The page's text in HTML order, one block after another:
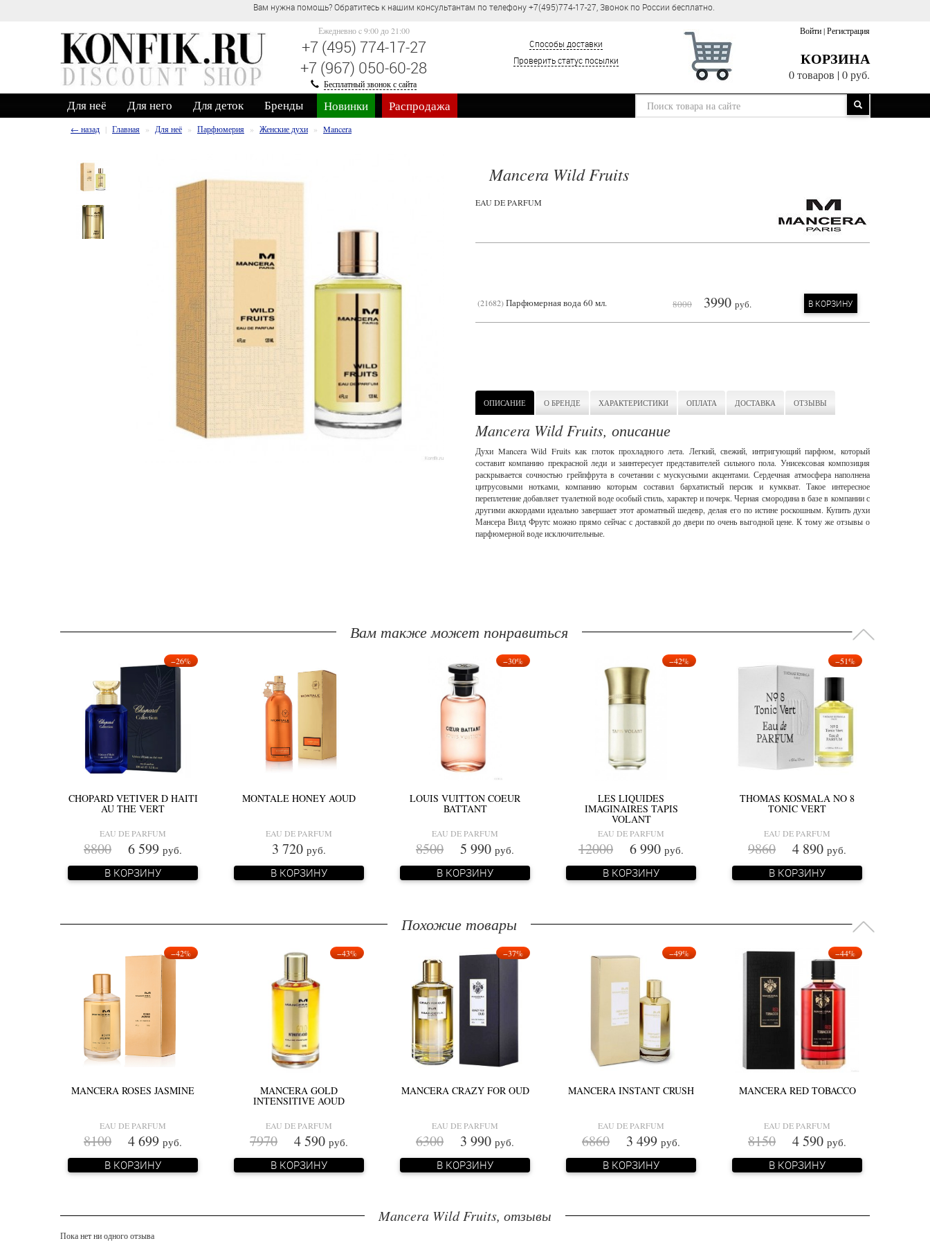
Вам нужна помощь? Обратитесь к нашим консультантам по телефону +7(495)774-17-27, Звонок по России бесплатно.
Ежедневно c 9:00 до 21:00
+7 (495) 774-17-27
+7 (967) 050-60-28
Бесплатный звонок с сайта
Способы доставки
Проверить статус посылки
Войти|Регистрация
КОРЗИНА
0 товаров |0 руб.
Для неё Для него Для деток Бренды Новинки Распродажа
← назад Главная Для неё Парфюмерия Женские духи Mancera
Mancera Wild Fruits
EAU DE PARFUM
21682 Парфюмерная вода 60 мл. 8000 3990 руб. В КОРЗИНУ
ОПИСАНИЕ О БРЕНДЕ ХАРАКТЕРИСТИКИ ОПЛАТА ДОСТАВКА ОТЗЫВЫ
Mancera Wild Fruits, описание
Духи Mancera Wild Fruits как глоток прохладного лета. Легкий, свежий, интригующий парфюм, который
составит компанию прекрасной леди и заинтересует представителей сильного пола. Унисексовая композиция
раскрывается сочностью грейпфрута в сочетании с мускусными акцентами. Сердечная атмосфера наполнена
цитрусовыми нотками, компанию которым составил бархатистый персик и кумкват. Такое интересное
переплетение добавляет туалетной воде особый стиль, характер и почерк. Черная смородина в базе в компании с
другими аккордами идеально завершает этот ароматный шедевр, делая его по истине роскошным. Купить духи
Мансера Вилд Фрутс можно прямо сейчас с доставкой до двери по очень выгодной цене. К тому же отзывы о
парфюмерной воде исключительные.
Вам также может понравиться
−26%
CHOPARD VETIVER D HAITI
AU THE VERT
EAU DE PARFUM
8800 6 599 руб.
В КОРЗИНУ
MONTALE HONEY AOUD
EAU DE PARFUM
3 720 руб.
В КОРЗИНУ
−30%
LOUIS VUITTON COEUR
BATTANT
EAU DE PARFUM
8500 5 990 руб.
В КОРЗИНУ
−42%
LES LIQUIDES
IMAGINAIRES TAPIS
VOLANT
EAU DE PARFUM
12000 6 990 руб.
В КОРЗИНУ
−51%
THOMAS KOSMALA NO 8
TONIC VERT
EAU DE PARFUM
9860 4 890 руб.
В КОРЗИНУ
Похожие товары
−42%
MANCERA ROSES JASMINE
EAU DE PARFUM
8100 4 699 руб.
В КОРЗИНУ
−43%
MANCERA GOLD
INTENSITIVE AOUD
EAU DE PARFUM
7970 4 590 руб.
В КОРЗИНУ
−37%
MANCERA CRAZY FOR OUD
EAU DE PARFUM
6300 3 990 руб.
В КОРЗИНУ
−49%
MANCERA INSTANT CRUSH
EAU DE PARFUM
6860 3 499 руб.
В КОРЗИНУ
−44%
MANCERA RED TOBACCO
EAU DE PARFUM
8150 4 590 руб.
В КОРЗИНУ
Mancera Wild Fruits, отзывы
Пока нет ни одного отзыва